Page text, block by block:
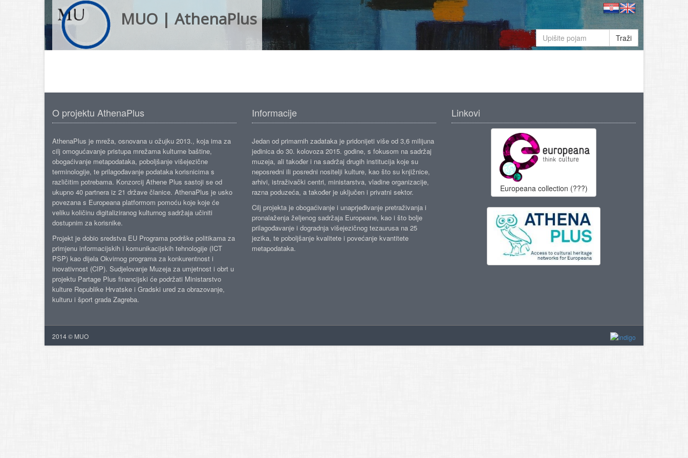
MUO | AthenaPlus
Traži
O projektu AthenaPlus
AthenaPlus je mreža, osnovana u ožujku 2013., koja ima za
cilj omogućavanje pristupa mrežama kulturne baštine,
obogaćivanje metapodataka, poboljšanje višejezične
terminologije, te prilagođavanje podataka korisnicima s
različitim potrebama. Konzorcij Athene Plus sastoji se od
ukupno 40 partnera iz 21 države članice. AthenaPlus je usko
povezana s Europeana platformom pomoću koje koje će
veliku količinu digitaliziranog kulturnog sadržaja učiniti
dostupnim za korisnike.
Projekt je dobio sredstva EU Programa podrške politikama za
primjenu informacijskih i komunikacijskih tehnologije (ICT
PSP) kao dijela Okvirnog programa za konkurentnost i
inovativnost (CIP). Sudjelovanje Muzeja za umjetnost i obrt u
projektu Partage Plus financijski će podržati Ministarstvo
kulture Republike Hrvatske i Gradski ured za obrazovanje,
kulturu i šport grada Zagreba.
Informacije
Jedan od primarnih zadataka je pridonijeti više od 3,6 milijuna
jedinica do 30. kolovoza 2015. godine, s fokusom na sadržaj
muzeja, ali također i na sadržaj drugih institucija koje su
neposredni ili posredni nositelji kulture, kao što su knjižnice,
arhivi, istraživački centri, ministarstva, vladine organizacije,
razna poduzeća, a također je uključen i privatni sektor.
Cilj projekta je obogaćivanje i unaprjeđivanje pretraživanja i
pronalaženja željenog sadržaja Europeane, kao i što bolje
prilagođavanje i dogradnja višejezičnog tezaurusa na 25
jezika, te poboljšanje kvalitete i povećanje kvantitete
metapodataka.
Linkovi
Europeana collection (???)
2014 © MUO